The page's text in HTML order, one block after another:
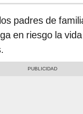
padres de
en riesgo la